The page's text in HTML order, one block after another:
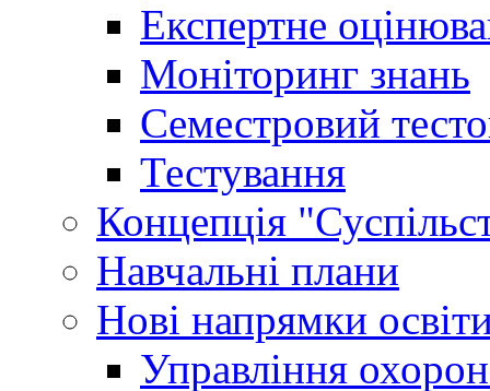
Експертне
Моніторинг знань
Семестровий
Тестування
Концепція
Навчальні плани
Нові напрямки
Управління